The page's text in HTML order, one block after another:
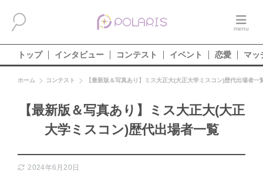
トップ インタビュー コンテスト イベント 恋愛 マッ
ホーム コンテスト 【最新版＆写真あり】ミス大正大(大正大学ミスコン)歴代出場者一
【最新版＆写真あり】ミス大正大(大正
大学ミスコン)歴代出場者一覧
2024年6月20日